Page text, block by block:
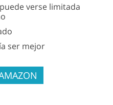
verse limitada
ser mejor